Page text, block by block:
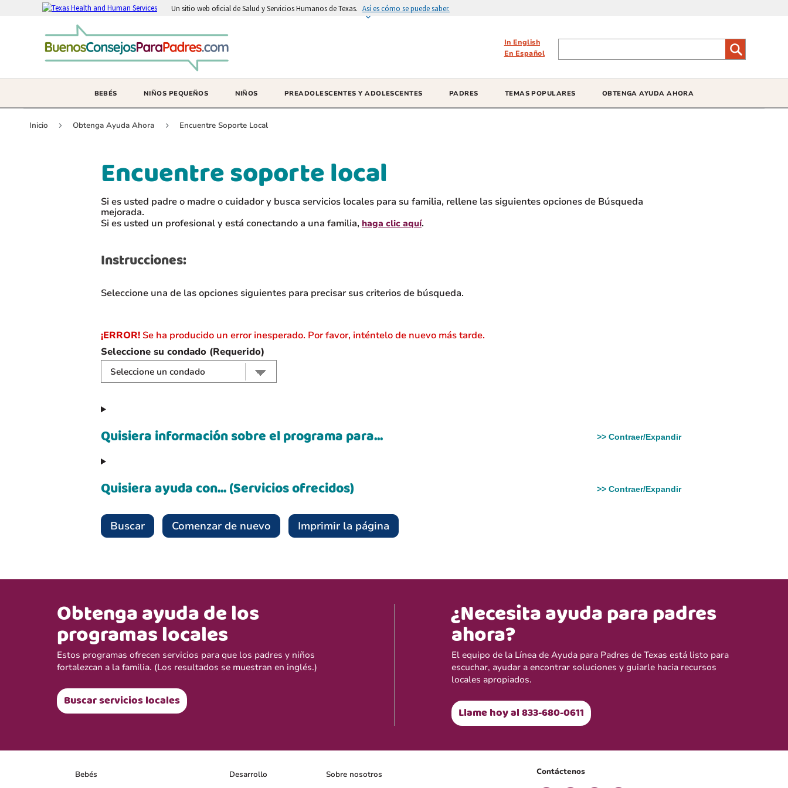
Un sitio web oficial de Salud y Servicios Humanos de Texas. Así es cómo se puede saber.
In English
En Español
BEBÉS NIÑOS PEQUEÑOS NIÑOS PREADOLESCENTES Y ADOLESCENTES PADRES TEMAS POPULARES OBTENGA AYUDA AHORA
Inicio Obtenga Ayuda Ahora Encuentre Soporte Local
Encuentre soporte local
Si es usted padre o madre o cuidador y busca servicios locales para su familia, rellene las siguientes opciones de Búsqueda
mejorada.
Si es usted un profesional y está conectando a una familia, haga clic aquí.
Instrucciones:
Seleccione una de las opciones siguientes para precisar sus criterios de búsqueda.
¡ERROR! Se ha producido un error inesperado. Por favor, inténtelo de nuevo más tarde.
Seleccione su condado (Requerido)
Quisiera información sobre el programa para... >> Contraer/Expandir
Quisiera ayuda con... (Servicios ofrecidos) >> Contraer/Expandir
Buscar Comenzar de nuevo Imprimir la página
Obtenga ayuda de los
programas locales
Estos programas ofrecen servicios para que los padres y niños
fortalezcan a la familia. (Los resultados se muestran en inglés.)
Buscar servicios locales
¿Necesita ayuda para padres
ahora?
El equipo de la Línea de Ayuda para Padres de Texas está listo para
escuchar, ayudar a encontrar soluciones y guiarle hacia recursos
locales apropiados.
Llame hoy al 833-680-0611
Bebés
Desarrollo
Sobre nosotros
Contáctenos